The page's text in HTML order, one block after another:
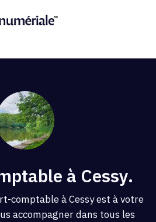
à Cessy.
comptable à Cessy est à votre
accompagner dans tous les